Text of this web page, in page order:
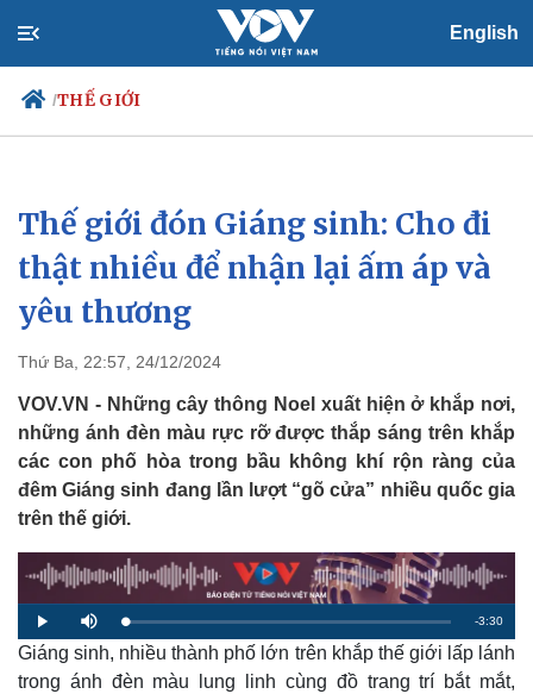
English
/THẾ GIỚI
Chính trị
Đảng
Tổ chức nhân sự
Quốc hội
Nhận diện sự thật
Xã hội
Tin 24h
Dự báo thời tiết
Thế giới đón Giáng sinh: Cho đi
thật nhiều để nhận lại ấm áp và
yêu thương
Thứ Ba, 22:57, 24/12/2024
VOV.VN - Những cây thông Noel xuất hiện ở khắp nơi,
những ánh đèn màu rực rỡ được thắp sáng trên khắp
các con phố hòa trong bầu không khí rộn ràng của
đêm Giáng sinh đang lần lượt “gõ cửa” nhiều quốc gia
trên thế giới.
P
l
a
y
M
u
t
e
L
o
a
d
e
d
R
e
-3:30
Giáng sinh, nhiều thành phố lớn trên khắp thế giới lấp lánh
trong ánh đèn màu lung linh cùng đồ trang trí bắt mắt,